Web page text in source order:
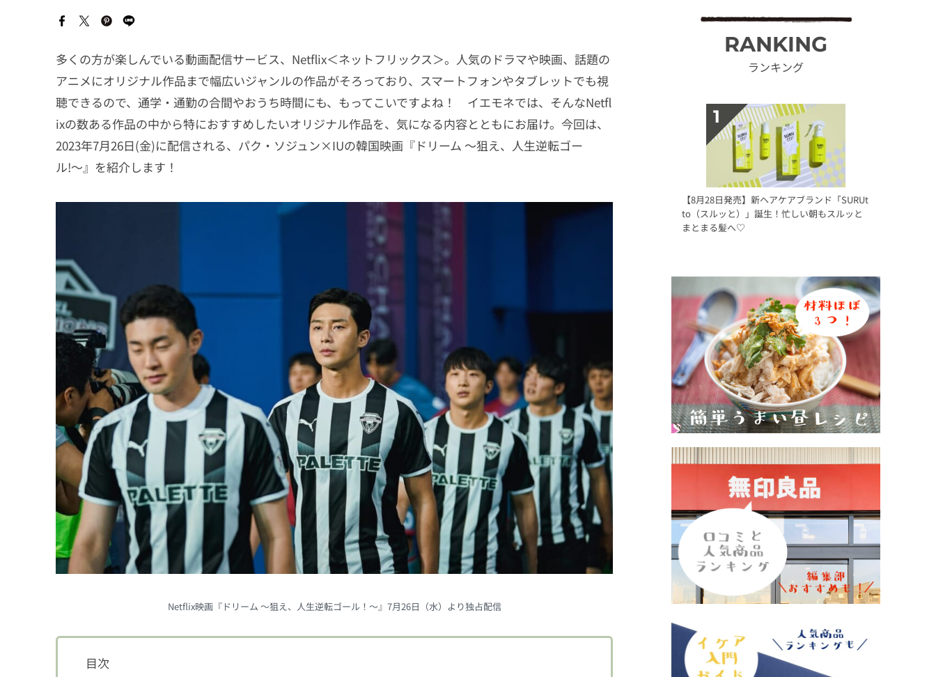
多くの方が楽しんでいる動画配信サービス、Netflix＜ネットフリックス＞。人気のドラマや映画、話題の
アニメにオリジナル作品まで幅広いジャンルの作品がそろっており、スマートフォンやタブレットでも視
聴できるので、通学・通勤の合間やおうち時間にも、もってこいですよね！ イエモネでは、そんなNetfl
ixの数ある作品の中から特におすすめしたいオリジナル作品を、気になる内容とともにお届け。今回は、
2023年7月26日(金)に配信される、パク・ソジュン×IUの韓国映画『ドリーム 〜狙え、人生逆転ゴー
ル!〜』を紹介します！
Netflix映画『ドリーム ～狙え、人生逆転ゴール！～』7月26日（水）より独占配信
目次
RANKING
ランキング
【8月28日発売】新ヘアケアブランド「SURUt
to（スルッと）」誕生！忙しい朝もスルッと
まとまる髪へ♡